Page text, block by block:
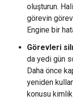
oluşturun.
görevin
Engine bir
Görevleri
da yedi gün
Daha önce
yeniden
konusu